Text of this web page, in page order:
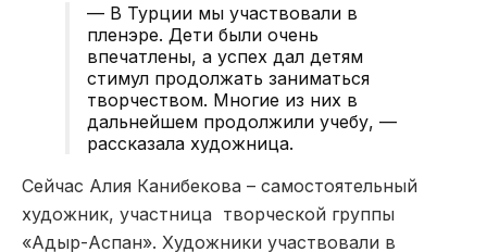
— В Турции мы участвовали в
пленэре. Дети были очень
впечатлены, а успех дал детям
стимул продолжать заниматься
творчеством. Многие из них в
дальнейшем продолжили учебу, —
рассказала художница.
Сейчас Алия Канибекова – самостоятельный
художник, участница творческой группы
«Адыр-Аспан». Художники участвовали в